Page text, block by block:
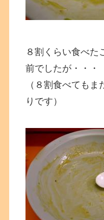
８割くらい食べた
前でしたが・・・
（８割食べても
りです）